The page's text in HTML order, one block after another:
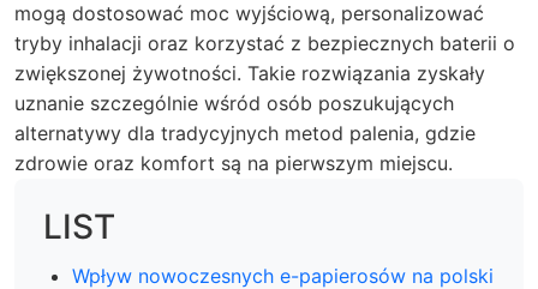
mogą dostosować moc wyjściową, personalizować
tryby inhalacji oraz korzystać z bezpiecznych baterii o
zwiększonej żywotności. Takie rozwiązania zyskały
uznanie szczególnie wśród osób poszukujących
alternatywy dla tradycyjnych metod palenia, gdzie
zdrowie oraz komfort są na pierwszym miejscu.
LIST
Wpływ nowoczesnych e-papierosów na polski